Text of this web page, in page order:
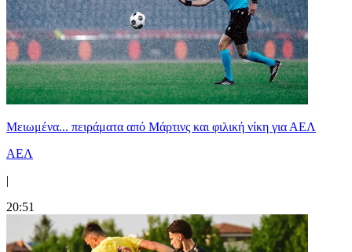
Μειωμένα... πειράματα από Μάρτινς και φιλική νίκη για ΑΕΛ
ΑΕΛ
|
20:51